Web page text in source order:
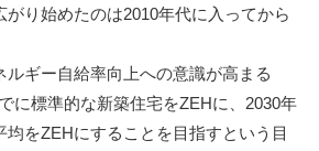
り始めたのは2010年代に入ってから
ルギー自給率向上への意識が高まる
に標準的な新築住宅をZEHに、2030年
均をZEHにすることを目指すという目